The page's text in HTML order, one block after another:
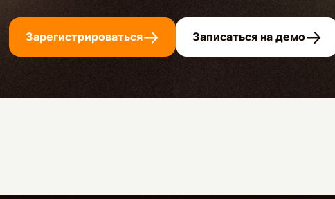
Зарегистрироваться Записаться на демо